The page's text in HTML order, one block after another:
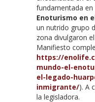
fundamentada en
Enoturismo en
un nutrido grupo
zona divulgaron
Manifiesto
https://
mundo-el-
el-legado-
inmigrante/). A
la legisladora.